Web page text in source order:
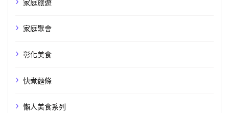
家庭旅遊
家庭聚會
彰化美食
快煮麵條
懶人美食系列